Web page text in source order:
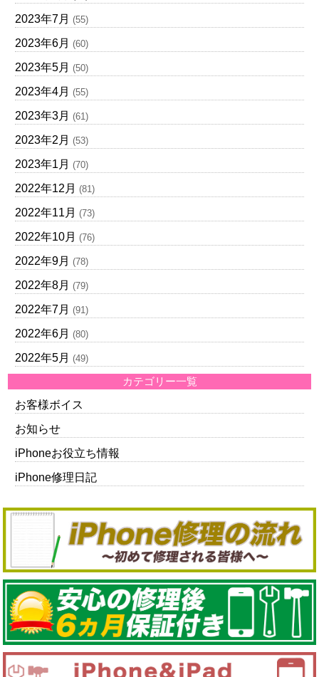
2023年7月 (55)
2023年6月 (60)
2023年5月 (50)
2023年4月 (55)
2023年3月 (61)
2023年2月 (53)
2023年1月 (70)
2022年12月 (81)
2022年11月 (73)
2022年10月 (76)
2022年9月 (78)
2022年8月 (79)
2022年7月 (91)
2022年6月 (80)
2022年5月 (49)
カテゴリー一覧
お客様ボイス
お知らせ
iPhoneお役立ち情報
iPhone修理日記